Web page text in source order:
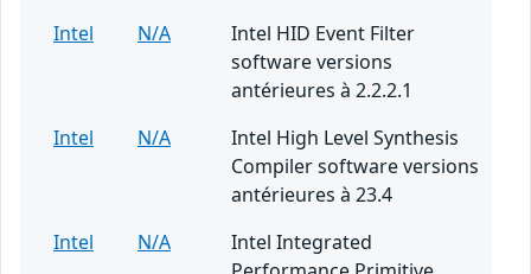
Intel
N/A
Intel HID Event Filter
software versions
antérieures à 2.2.2.1
Intel
N/A
Intel High Level Synthesis
Compiler software versions
antérieures à 23.4
Intel
N/A
Intel Integrated